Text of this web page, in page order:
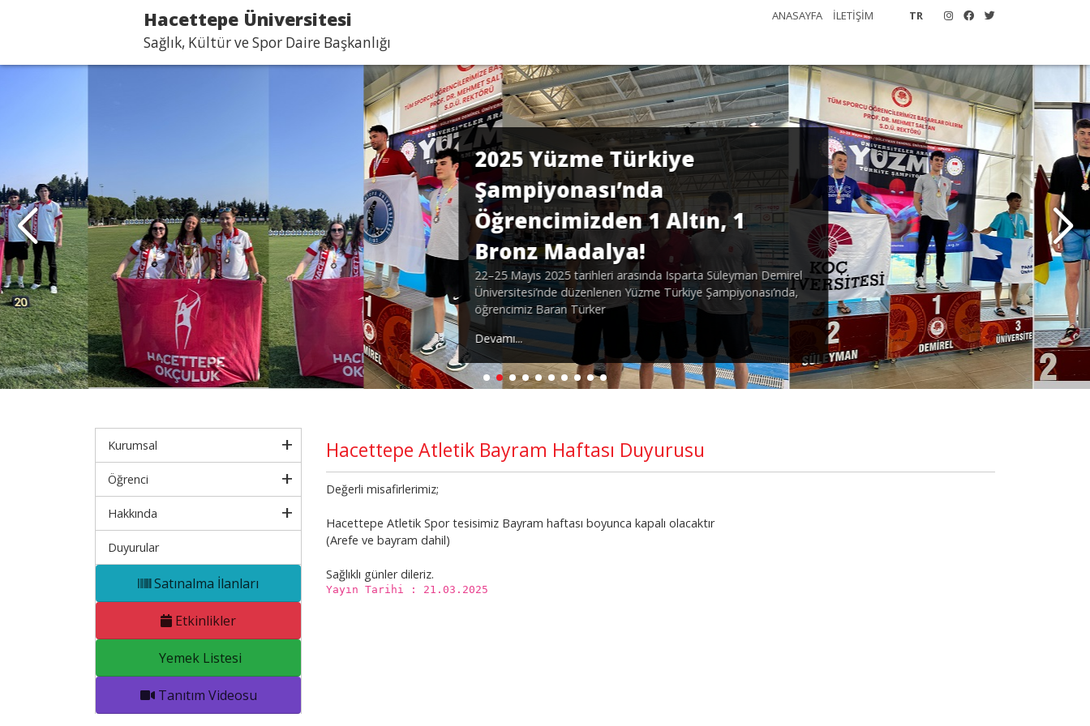
Hacettepe Üniversitesi
Sağlık, Kültür ve Spor Daire Başkanlığı
TR
ANASAYFA İLETİŞİM
Şampiyonası’nda
Öğrencimizden 1 Altın, 1
Bronz Madalya!
22–25 Mayıs 2025 tarihleri arasında Isparta Süleyman Demirel
Üniversitesi’nde düzenlenen Yüzme Türkiye Şampiyonası’nda,
öğrencimiz Baran Türker
Devamı...
Kurumsal
Öğrenci
Hakkında
Duyurular
Satınalma İlanları
Etkinlikler
Yemek Listesi
Tanıtım Videosu
Hacettepe Atletik Bayram Haftası Duyurusu
Değerli misafirlerimiz;
Hacettepe Atletik Spor tesisimiz Bayram haftası boyunca kapalı olacaktır
(Arefe ve bayram dahil)
Sağlıklı günler dileriz.
Yayın Tarihi : 21.03.2025